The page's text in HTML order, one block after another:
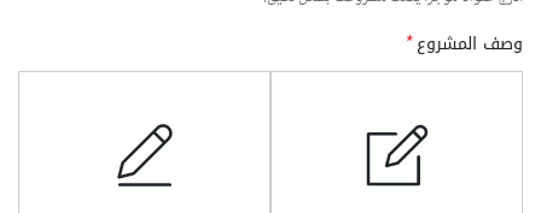
وصف المشروع*